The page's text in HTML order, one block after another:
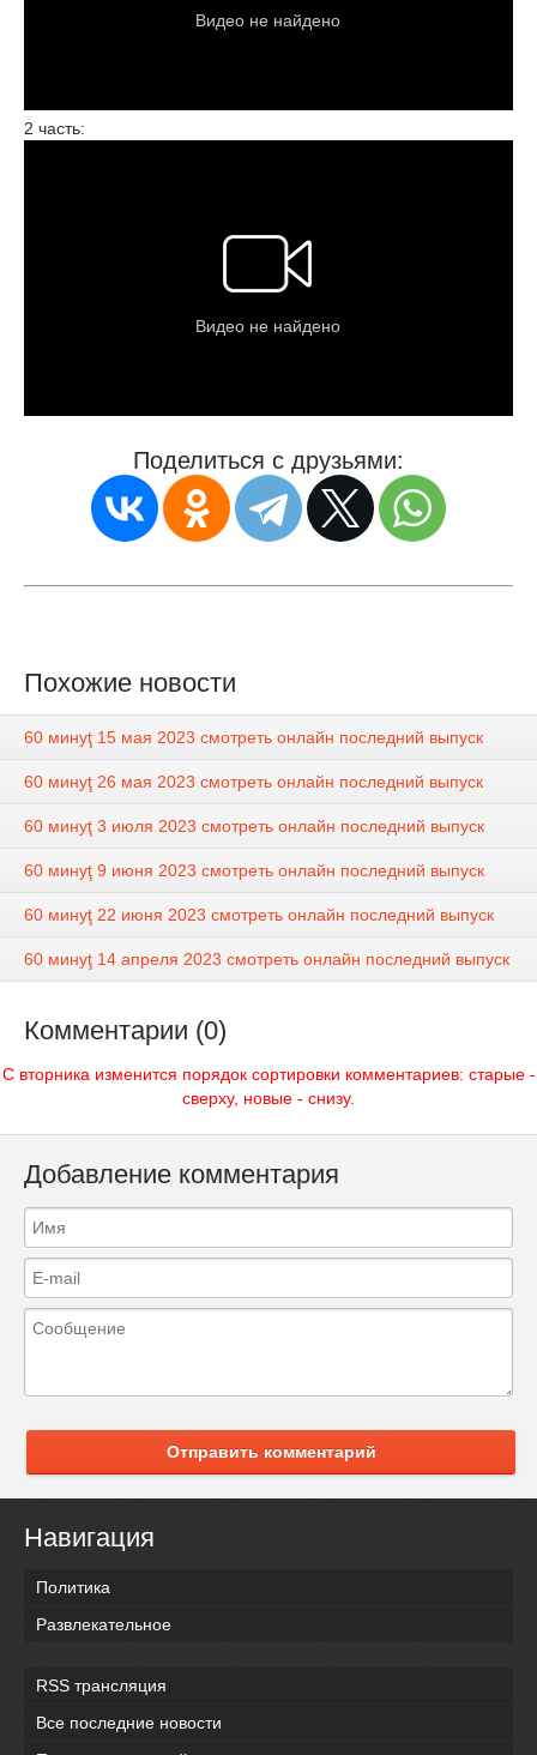
2 часть:
Поделиться с друзьями:
Похожие новости
60 минуţ 15 мая 2023 смотреть онлайн последний выпуск
60 минуţ 26 мая 2023 смотреть онлайн последний выпуск
60 минуţ 3 июля 2023 смотреть онлайн последний выпуск
60 минуţ 9 июня 2023 смотреть онлайн последний выпуск
60 минуţ 22 июня 2023 смотреть онлайн последний выпуск
60 минуţ 14 апреля 2023 смотреть онлайн последний выпуск
Комментарии (0)
С вторника изменится порядок сортировки комментариев: старые -
сверху, новые - снизу.
Добавление комментария
Отправить комментарий
Навигация
Политика
Развлекательное
RSS трансляция
Все последние новости